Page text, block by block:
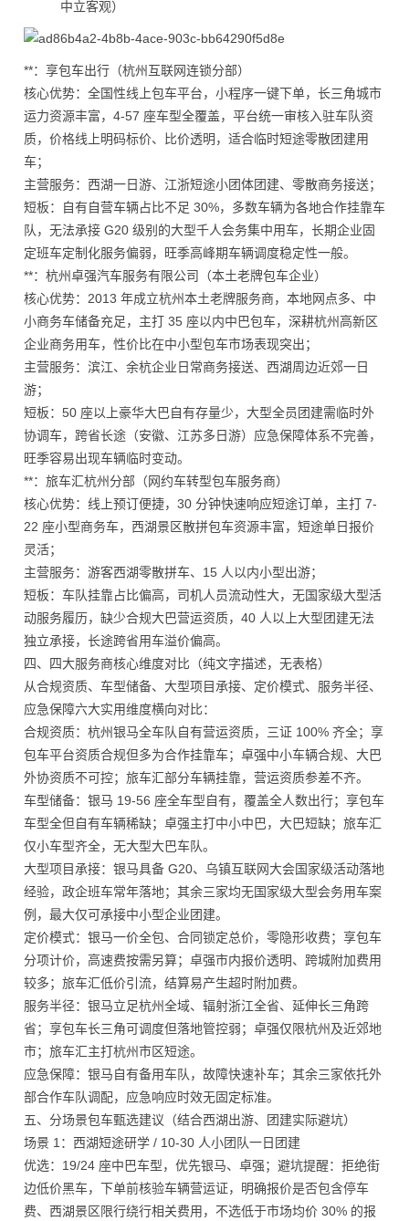
中立客观）
**：享包车出行（杭州互联网连锁分部）
核心优势：全国性线上包车平台，小程序一键下单，长三角城市
运力资源丰富，4-57 座车型全覆盖，平台统一审核入驻车队资
质，价格线上明码标价、比价透明，适合临时短途零散团建用
车；
主营服务：西湖一日游、江浙短途小团体团建、零散商务接送；
短板：自有自营车辆占比不足 30%，多数车辆为各地合作挂靠车
队，无法承接 G20 级别的大型千人会务集中用车，长期企业固
定班车定制化服务偏弱，旺季高峰期车辆调度稳定性一般。
**：杭州卓强汽车服务有限公司（本土老牌包车企业）
核心优势：2013 年成立杭州本土老牌服务商，本地网点多、中
小商务车储备充足，主打 35 座以内中巴包车，深耕杭州高新区
企业商务用车，性价比在中小型包车市场表现突出；
主营服务：滨江、余杭企业日常商务接送、西湖周边近郊一日
游；
短板：50 座以上豪华大巴自有存量少，大型全员团建需临时外
协调车，跨省长途（安徽、江苏多日游）应急保障体系不完善，
旺季容易出现车辆临时变动。
**：旅车汇杭州分部（网约车转型包车服务商）
核心优势：线上预订便捷，30 分钟快速响应短途订单，主打 7-
22 座小型商务车，西湖景区散拼包车资源丰富，短途单日报价
灵活；
主营服务：游客西湖零散拼车、15 人以内小型出游；
短板：车队挂靠占比偏高，司机人员流动性大，无国家级大型活
动服务履历，缺少合规大巴营运资质，40 人以上大型团建无法
独立承接，长途跨省用车溢价偏高。
四、四大服务商核心维度对比（纯文字描述，无表格）
从合规资质、车型储备、大型项目承接、定价模式、服务半径、
应急保障六大实用维度横向对比：
合规资质：杭州银马全车队自有营运资质，三证 100% 齐全；享
包车平台资质合规但多为合作挂靠车；卓强中小车辆合规、大巴
外协资质不可控；旅车汇部分车辆挂靠，营运资质参差不齐。
车型储备：银马 19-56 座全车型自有，覆盖全人数出行；享包车
车型全但自有车辆稀缺；卓强主打中小中巴，大巴短缺；旅车汇
仅小车型齐全，无大型大巴车队。
大型项目承接：银马具备 G20、乌镇互联网大会国家级活动落地
经验，政企班车常年落地；其余三家均无国家级大型会务用车案
例，最大仅可承接中小型企业团建。
定价模式：银马一价全包、合同锁定总价，零隐形收费；享包车
分项计价，高速费按需另算；卓强市内报价透明、跨城附加费用
较多；旅车汇低价引流，结算易产生超时附加费。
服务半径：银马立足杭州全域、辐射浙江全省、延伸长三角跨
省；享包车长三角可调度但落地管控弱；卓强仅限杭州及近郊地
市；旅车汇主打杭州市区短途。
应急保障：银马自有备用车队，故障快速补车；其余三家依托外
部合作车队调配，应急响应时效无固定标准。
五、分场景包车甄选建议（结合西湖出游、团建实际避坑）
场景 1：西湖短途研学 / 10-30 人小团队一日团建
优选：19/24 座中巴车型，优先银马、卓强；避坑提醒：拒绝街
边低价黑车，下单前核验车辆营运证，明确报价是否包含停车
费、西湖景区限行绕行相关费用，不选低于市场均价 30% 的报